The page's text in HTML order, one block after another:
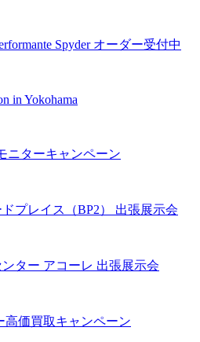
Spyder オーダー受付中
in Yokohama
ニターキャンペーン
プレイス（BP2） 出張展示会
ター アコーレ 出張展示会
高価買取キャンペーン